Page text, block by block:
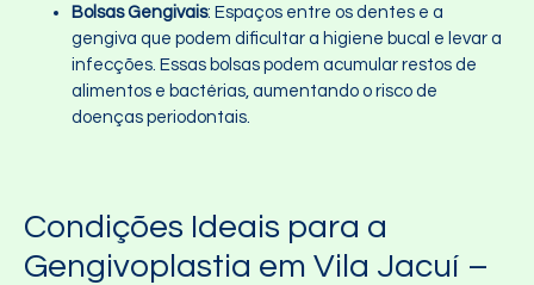
Bolsas Gengivais: Espaços entre os dentes e a
gengiva que podem dificultar a higiene bucal e levar a
infecções. Essas bolsas podem acumular restos de
alimentos e bactérias, aumentando o risco de
doenças periodontais.
Condições Ideais para a
Gengivoplastia em Vila Jacuí –